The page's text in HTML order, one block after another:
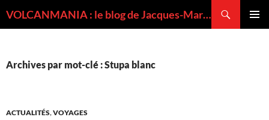
VOLCANMANIA : le blog de Jacques-Marie BARDINTZEFF, volcanologue
Archives par mot-clé : Stupa blanc
ACTUALITÉS,VOYAGES